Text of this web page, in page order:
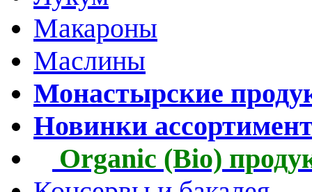
Макароны
Маслины
Монастырские
Новинки
Organic (Bio)